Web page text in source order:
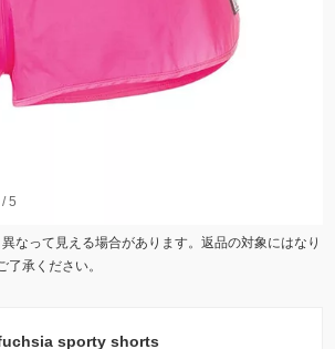
/5
/5
なって見える場合があります。返品の対象にはなり
了承ください。
fuchsia sporty shorts